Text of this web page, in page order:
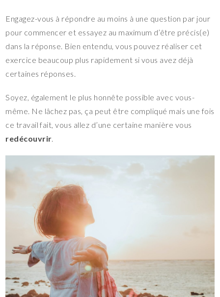
Engagez-vous à répondre au moins à une question par jour
pour commencer et essayez au maximum d’être précis(e)
dans la réponse. Bien entendu, vous pouvez réaliser cet
exercice beaucoup plus rapidement si vous avez déjà
certaines réponses.
Soyez, également le plus honnête possible avec vous-
même. Ne lâchez pas, ça peut être compliqué mais une fois
ce travail fait, vous allez d’une certaine manière vous
redécouvrir